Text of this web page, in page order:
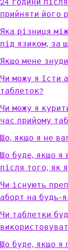
24 години
прийняти його
Яка різниця
під язиком, за
Якщо мене
Чи можу я їсти
таблеток?
Чи можу я
час прийому
Що, якщо я не
Що буде, якщо я
після того, як
Чи існують
аборт на будь-
Чи таблетки
Що буде, якщо я